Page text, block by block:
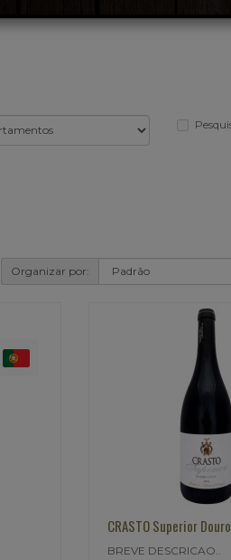
Organizar por:
CRASTO Superior
BREVE DESCRICAO..